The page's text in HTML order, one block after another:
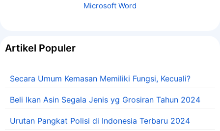
Microsoft Word
Artikel Populer
Secara Umum Kemasan Memiliki Fungsi, Kecuali?
Beli Ikan Asin Segala Jenis yg Grosiran Tahun 2024
Urutan Pangkat Polisi di Indonesia Terbaru 2024